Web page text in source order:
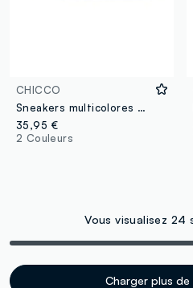
CHICCO
Sneakers multicolores pour fille avec fermeture velcro et motif floral
35,95 €
2 Couleurs
Vous visualisez 24
Charger plus